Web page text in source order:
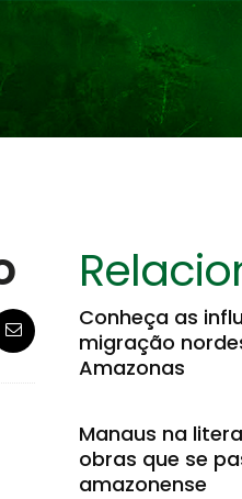
Conheça as
migração
Amazonas
Manaus na
obras que se
amazonense